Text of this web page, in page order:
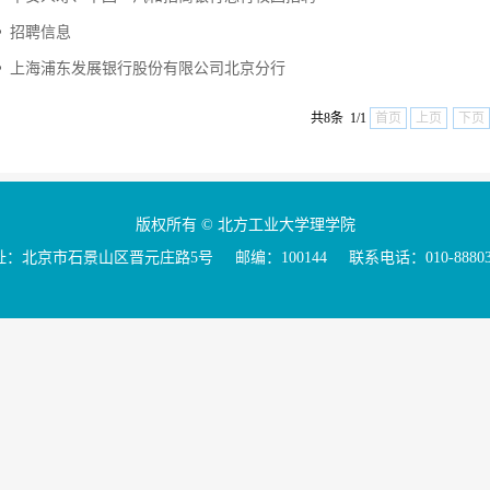
招聘信息
上海浦东发展银行股份有限公司北京分行
共8条 1/1 首页 上页 下页
版权所有 © 北方工业大学理学院
：北京市石景山区晋元庄路5号 邮编：100144 联系电话：010-